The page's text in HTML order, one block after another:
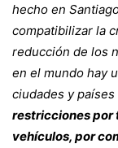
hecho en
compatibilizar la
reducción de los
en el mundo hay
ciudades y
restricciones por
vehículos, por